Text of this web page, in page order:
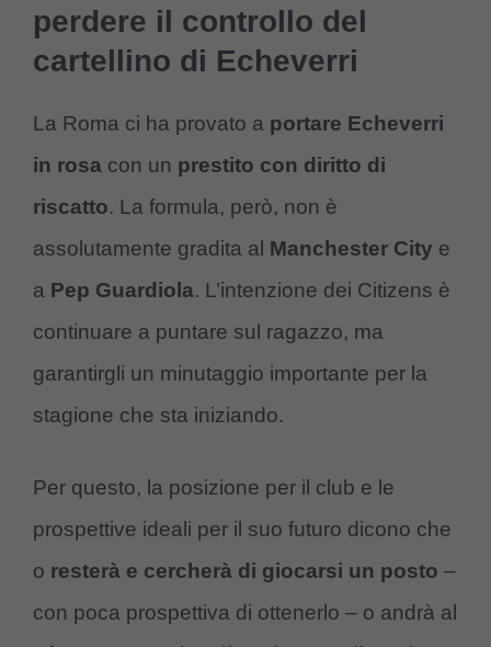
perdere il controllo del
cartellino di Echeverri
La Roma ci ha provato a portare Echeverri
in rosa con un prestito con diritto di
riscatto. La formula, però, non è
assolutamente gradita al Manchester City e
a Pep Guardiola. L’intenzione dei Citizens è
continuare a puntare sul ragazzo, ma
garantirgli un minutaggio importante per la
stagione che sta iniziando.
Per questo, la posizione per il club e le
prospettive ideali per il suo futuro dicono che
o resterà e cercherà di giocarsi un posto –
con poca prospettiva di ottenerlo – o andrà al